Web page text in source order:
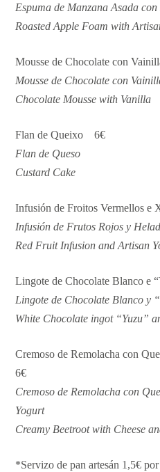
Espuma de Manzana Asada
Roasted Apple Foam with
Mousse de Chocolate con
Mousse de Chocolate con
Chocolate Mousse with Vanilla
Flan de Queixo 6€
Flan de Queso
Custard Cake
Infusión de Froitos Vermellos e
Infusión de Frutos Rojos y
Red Fruit Infusion and Artisan
Lingote de Chocolate Blanco e
Lingote de Chocolate Blanco y
White Chocolate ingot “Yuzu”
Cremoso de Remolacha con
6€
Cremoso de Remolacha con
Yogurt
Creamy Beetroot with Cheese
*Servizo de pan artesán 1,5€ por